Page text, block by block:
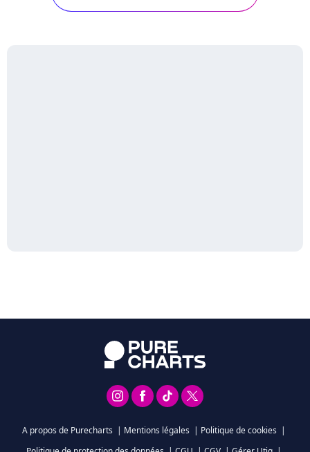
A propos de Purecharts | Mentions légales | Politique de cookies |